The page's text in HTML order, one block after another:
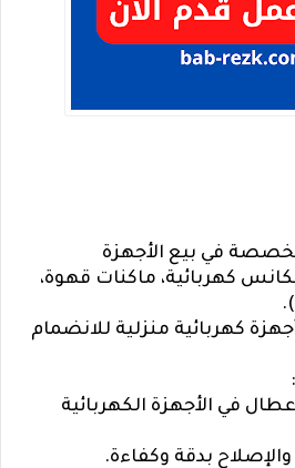
في بيع الأجهزة
كهربائية، ماكنات قهوة،
كهربائية منزلية للانضمام
في الأجهزة الكهربائية
والإصلاح بدقة وكفاءة.